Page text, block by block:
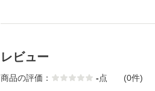
レビュー
商品の評価： -点 (0件)